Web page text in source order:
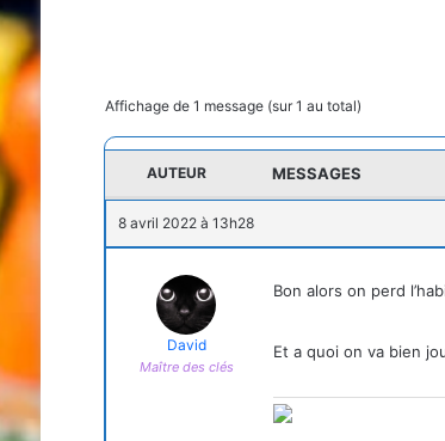
Affichage de 1 message (sur 1 au total)
AUTEUR MESSAGES
8 avril 2022 à 13h28
David
Maître des clés
Bon alors on perd
Et a quoi on va bien